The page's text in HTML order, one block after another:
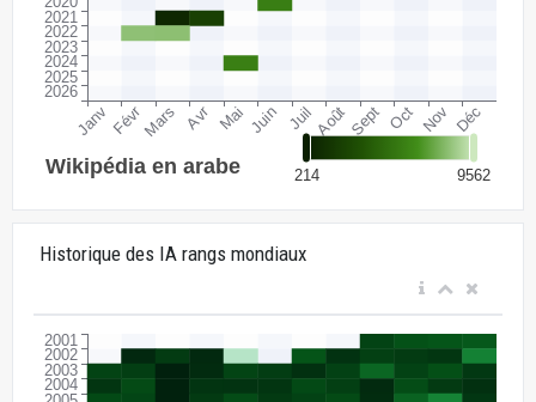
Historique des IA rangs mondiaux